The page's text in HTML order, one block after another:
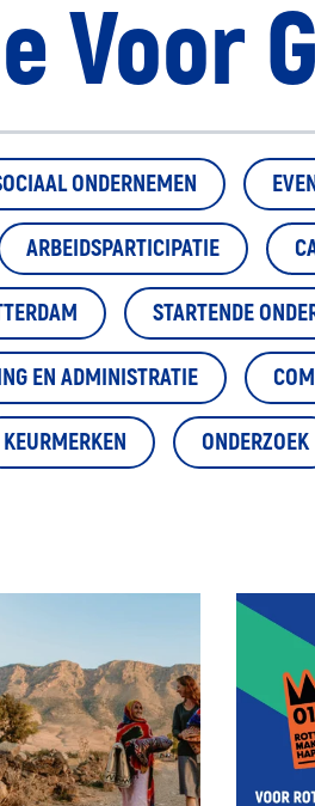
Voor
ONDERNEMEN
ARBEIDSPARTICIPATIE
STARTENDE
EN ADMINISTRATIE
KEURMERKEN ONDERZOEK